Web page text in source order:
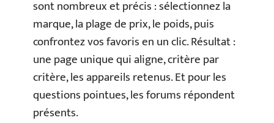
sont nombreux et précis : sélectionnez la
marque, la plage de prix, le poids, puis
confrontez vos favoris en un clic. Résultat :
une page unique qui aligne, critère par
critère, les appareils retenus. Et pour les
questions pointues, les forums répondent
présents.